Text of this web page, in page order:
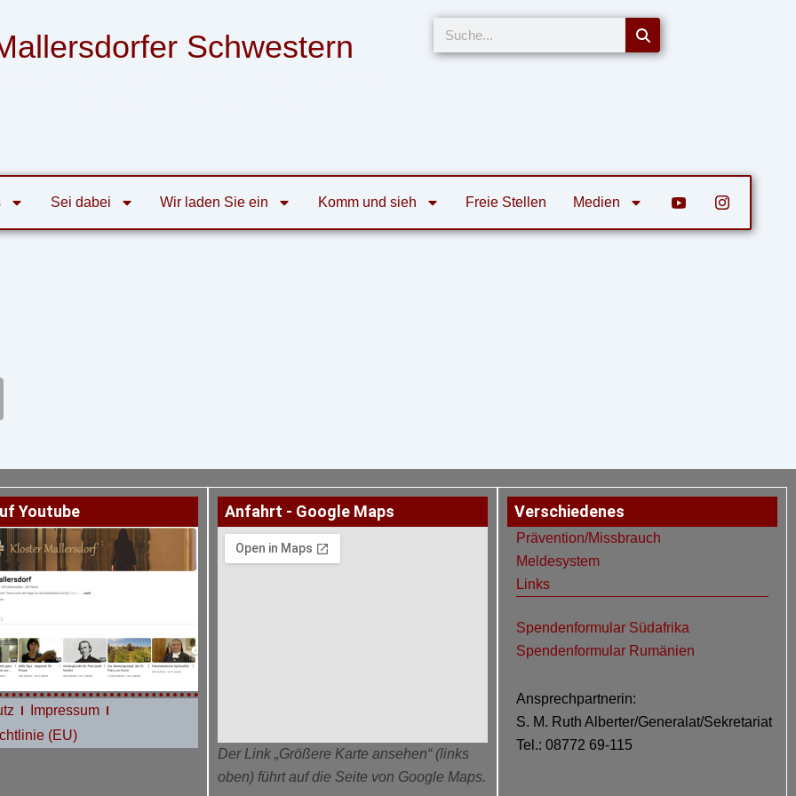
Schwestern
Suche
Sei dabei Wir laden Sie ein Komm und sieh Freie Stellen Medien
Internet
Youtube
Impressum
(EU)
Anfahrt - Google Maps
Der Link „Größere Karte ansehen“ (links
oben) führt auf die Seite von Google Maps.
Verschiedenes
Prävention/Missbrauch
Meldesystem
Links
Spendenformular Südafrika
Spendenformular Rumänien
Ansprechpartnerin:
S. M. Ruth Alberter/Generalat/Sekretariat
Tel.: 08772 69-115